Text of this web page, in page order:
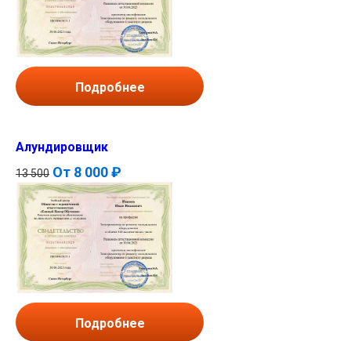
Подробнее
Алундировщик
13 500 От 8 000 ₽
Подробнее